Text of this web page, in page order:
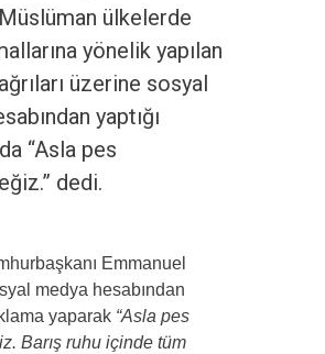
ülkelerde
yönelik yapılan
üzerine sosyal
yaptığı
“Asla pes
dedi.
Emmanuel
medya hesabından
yaparak “Asla pes
Barış ruhu içinde tüm